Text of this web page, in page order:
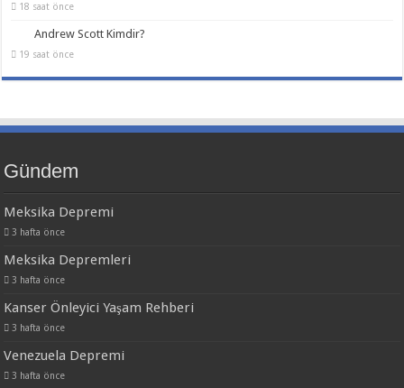
18 saat önce
Andrew Scott Kimdir?
19 saat önce
Gündem
Meksika Depremi
3 hafta önce
Meksika Depremleri
3 hafta önce
Kanser Önleyici Yaşam Rehberi
3 hafta önce
Venezuela Depremi
3 hafta önce